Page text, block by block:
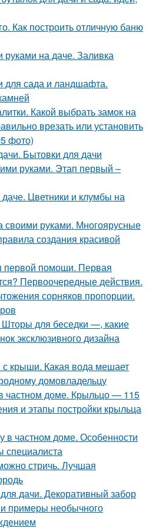
Как построить отличную баню
на даче. Заливка
для сада и ландшафта.
Какой выбрать замок на
врезать или установить
фото)
Бытовки для дачи
руками. Этап первый –
Цветники и клумбы на
своими руками. Многоярусные
создания красивой
первой помощи. Первая
Первоочередные действия.
сорняков пропорции.
для беседки —, какие
эксклюзивного дизайна
крыши. Какая вода мешает
домовладельцу
частном доме. Крыльцо — 115
и этапы постройки крыльца
в частном доме. Особенности
специалиста
стричь. Лучшая
дачи. Декоративный забор
примеры необычного